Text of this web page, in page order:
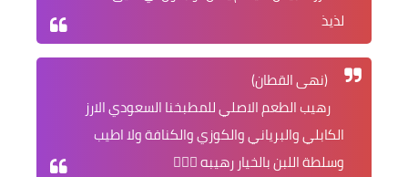
لذيذ
(نهى القطان)
رهيب الطعم الاصلي للمطبخنا السعودي الارز
الكابلي والبرياني والكوزي والكنافة ولا اطيب
وسلطة اللبن بالخيار رهيبه 👍🏻🤩